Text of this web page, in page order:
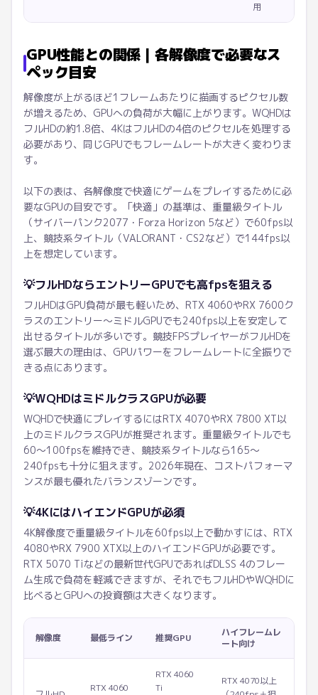
用
GPU性能との関係｜各解像度で必要なス
ペック目安
解像度が上がるほど1フレームあたりに描画するピクセル数
が増えるため、GPUへの負荷が大幅に上がります。WQHDは
フルHDの約1.8倍、4KはフルHDの4倍のピクセルを処理する
必要があり、同じGPUでもフレームレートが大きく変わりま
す。
以下の表は、各解像度で快適にゲームをプレイするために必
要なGPUの目安です。「快適」の基準は、重量級タイトル
（サイバーパンク2077・Forza Horizon 5など）で60fps以
上、競技系タイトル（VALORANT・CS2など）で144fps以
上を想定しています。
💡フルHDならエントリーGPUでも高fpsを狙える
フルHDはGPU負荷が最も軽いため、RTX 4060やRX 7600ク
ラスのエントリー〜ミドルGPUでも240fps以上を安定して
出せるタイトルが多いです。競技FPSプレイヤーがフルHDを
選ぶ最大の理由は、GPUパワーをフレームレートに全振りで
きる点にあります。
💡WQHDはミドルクラスGPUが必要
WQHDで快適にプレイするにはRTX 4070やRX 7800 XT以
上のミドルクラスGPUが推奨されます。重量級タイトルでも
60〜100fpsを維持でき、競技系タイトルなら165〜
240fpsも十分に狙えます。2026年現在、コストパフォーマ
ンスが最も優れたバランスゾーンです。
💡4KにはハイエンドGPUが必須
4K解像度で重量級タイトルを60fps以上で動かすには、RTX
4080やRX 7900 XTX以上のハイエンドGPUが必要です。
RTX 5070 Tiなどの最新世代GPUであればDLSS 4のフレー
ム生成で負荷を軽減できますが、それでもフルHDやWQHDに
比べるとGPUへの投資額は大きくなります。
解像度 最低ライン 推奨GPU
ハイフレームレ
ート向け
RTX 4060
RTX 4060
Ti
RTX 4070以上